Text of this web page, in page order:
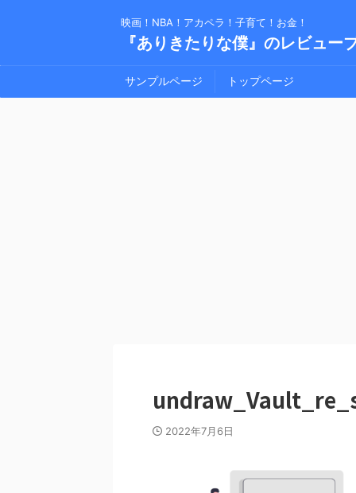
映画！NBA！アカペラ！子育て！お金！
『ありきたりな僕』のレビュー
サンプルページ トップページ
2022年7月6日